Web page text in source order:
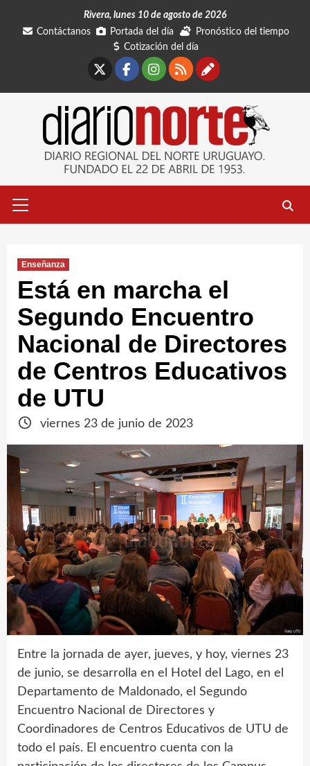
Rivera, lunes 10 de agosto de 2026
Contáctanos
Portada del día
Pronóstico del tiempo
Cotización del día
Facebook
Instagram
RSSContáctanos
primario
Enseñanza
Está en marcha el
Segundo Encuentro
Nacional de Directores
de Centros Educativos
de UTU
viernes 23 de junio de 2023
Entre la jornada de ayer, jueves, y hoy, viernes 23
de junio, se desarrolla en el Hotel del Lago, en el
Departamento de Maldonado, el Segundo
Encuentro Nacional de Directores y
Coordinadores de Centros Educativos de UTU de
todo el país. El encuentro cuenta con la